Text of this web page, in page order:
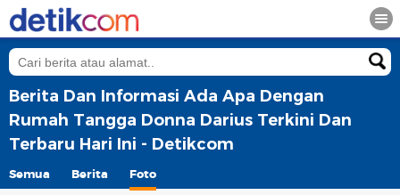
Berita Dan Informasi Ada Apa Dengan
Rumah Tangga Donna Darius Terkini Dan
Terbaru Hari Ini - Detikcom
Semua Berita Foto